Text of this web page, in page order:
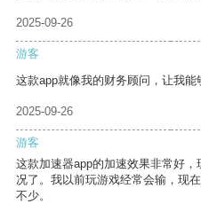
2025-09-26
游客
这款app就像我的财务顾问，让我能
2025-09-26
游客
这款加速器app的加速效果非常好
况了。我以前玩游戏经常会输，现
不少。